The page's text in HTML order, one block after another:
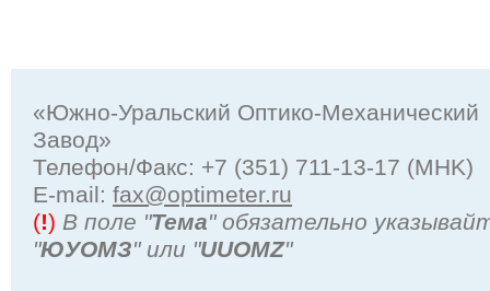
«Южно-Уральский Оптико-Механический
Завод»
Телефон/Факс: +7 (351) 711-13-17 (MHK)
Е-mail: fax@optimeter.ru
(!) В поле "Тема" обязательно
"ЮУОМЗ" или "UUOMZ"